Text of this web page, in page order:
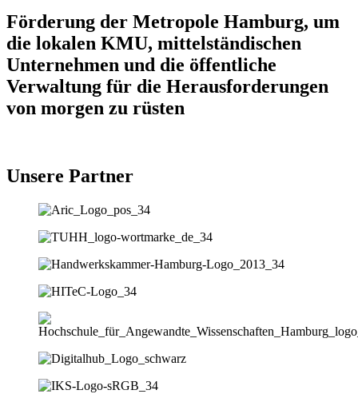
Förderung der Metropole Hamburg, um
die lokalen KMU, mittelständischen
Unternehmen und die öffentliche
Verwaltung für die Herausforderungen
von morgen zu rüsten
Unsere Partner